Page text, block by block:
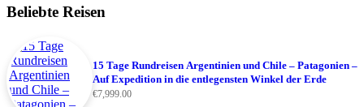
Beliebte Reisen
15 Tage Rundreisen Argentinien und Chile – Patagonien –
Auf Expedition in die entlegensten Winkel der Erde
€7,999.00